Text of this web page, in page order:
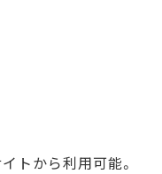
トから利用可能。